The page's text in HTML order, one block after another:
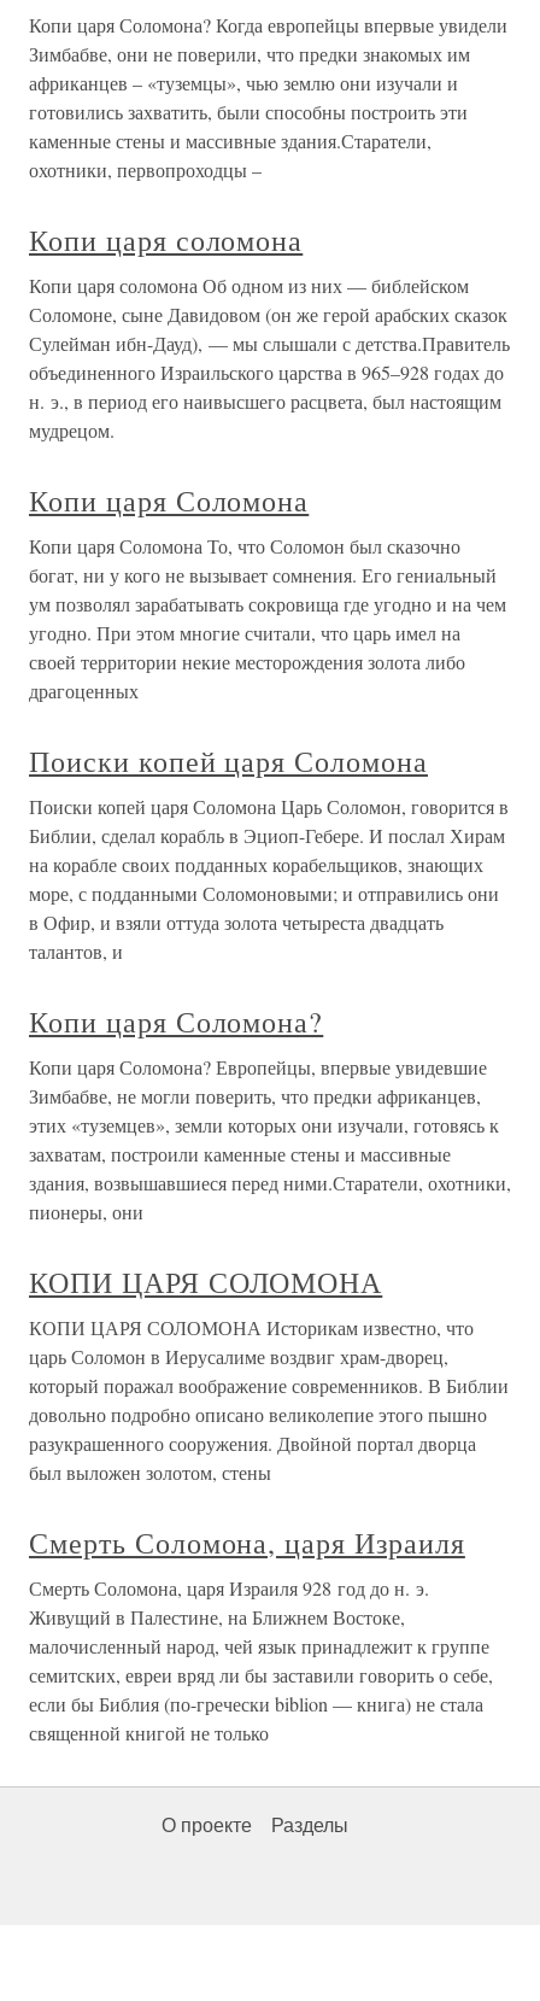
Копи царя Соломона? Когда европейцы впервые увидели
Зимбабве, они не поверили, что предки знакомых им
африканцев – «туземцы», чью землю они изучали и
готовились захватить, были способны построить эти
каменные стены и массивные здания.Старатели,
охотники, первопроходцы –
Копи царя соломона
Копи царя соломона Об одном из них — библейском
Соломоне, сыне Давидовом (он же герой арабских сказок
Сулейман ибн-Дауд), — мы слышали с детства.Правитель
объединенного Израильского царства в 965–928 годах до
н. э., в период его наивысшего расцвета, был настоящим
мудрецом.
Копи царя Соломона
Копи царя Соломона То, что Соломон был сказочно
богат, ни у кого не вызывает сомнения. Его гениальный
ум позволял зарабатывать сокровища где угодно и на чем
угодно. При этом многие считали, что царь имел на
своей территории некие месторождения золота либо
драгоценных
Поиски копей царя Соломона
Поиски копей царя Соломона Царь Соломон, говорится в
Библии, сделал корабль в Эциоп-Гебере. И послал Хирам
на корабле своих подданных корабельщиков, знающих
море, с подданными Соломоновыми; и отправились они
в Офир, и взяли оттуда золота четыреста двадцать
талантов, и
Копи царя Соломона?
Копи царя Соломона? Европейцы, впервые увидевшие
Зимбабве, не могли поверить, что предки африканцев,
этих «туземцев», земли которых они изучали, готовясь к
захватам, построили каменные стены и массивные
здания, возвышавшиеся перед ними.Старатели, охотники,
пионеры, они
КОПИ ЦАРЯ СОЛОМОНА
КОПИ ЦАРЯ СОЛОМОНА Историкам известно, что
царь Соломон в Иерусалиме воздвиг храм-дворец,
который поражал воображение современников. В Библии
довольно подробно описано великолепие этого пышно
разукрашенного сооружения. Двойной портал дворца
был выложен золотом, стены
Смерть Соломона, царя Израиля
Смерть Соломона, царя Израиля 928 год до н. э.
Живущий в Палестине, на Ближнем Востоке,
малочисленный народ, чей язык принадлежит к группе
семитских, евреи вряд ли бы заставили говорить о себе,
если бы Библия (по-гречески biblion — книга) не стала
священной книгой не только
О проекте Разделы